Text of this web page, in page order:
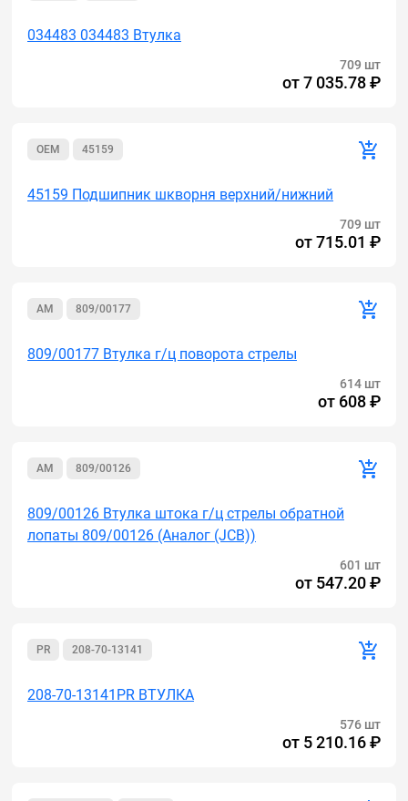
034483 034483 Втулка
709 шт
от7 035.78 ₽
OEM 45159
45159 Подшипник шкворня верхний/нижний
709 шт
от715.01 ₽
AM 809/00177
809/00177 Втулка г/ц поворота стрелы
614 шт
от 608 ₽
AM 809/00126
809/00126 Втулка штока г/ц стрелы обратной
лопаты 809/00126 (Аналог (JCB))
601 шт
от 547.20 ₽
PR 208-70-13141
208-70-13141PR ВТУЛКА
576 шт
от 5 210.16 ₽